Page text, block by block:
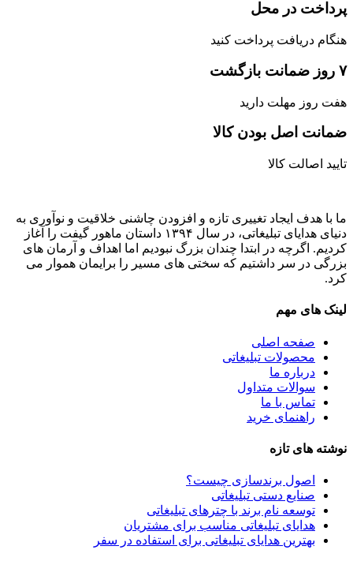
پرداخت در محل
هنگام دریافت پرداخت کنید
۷ روز ضمانت بازگشت
هفت روز مهلت دارید
ضمانت اصل‌ بودن کالا
تایید اصالت کالا
ما با هدف ایجاد تغییری تازه و افزودن چاشنی خلاقیت و نوآوری به
دنیای هدایای تبلیغاتی، در سال ۱۳۹۴ داستان ماهور گیفت را آغاز
کردیم. اگرچه در ابتدا چندان بزرگ نبودیم اما اهداف و آرمان های
بزرگی در سر داشتیم که سختی های مسیر را برایمان هموار می
کرد.
لینک های مهم
صفحه اصلی
محصولات تبلیغاتی
درباره ما
سوالات متداول
تماس با ما
راهنمای خرید
نوشته های تازه
اصول برندسازی چیست؟
صنایع دستی تبلیغاتی
توسعه نام برند با چترهای تبلیغاتی
هدایای تبلیغاتی مناسب برای مشتریان
بهترین هدایای تبلیغاتی برای استفاده در سفر